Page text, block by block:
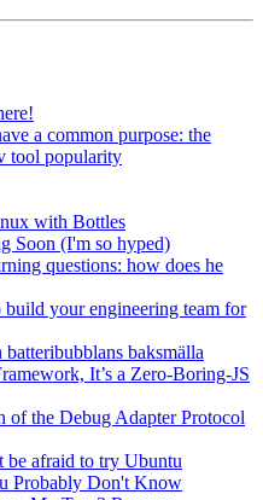
a common purpose: the
tool popularity
with Bottles
Soon (I'm so hyped)
questions: how does he
your engineering team for
baksmälla
It’s a Zero-Boring-JS
of the Debug Adapter Protocol
afraid to try Ubuntu
Probably Don't Know